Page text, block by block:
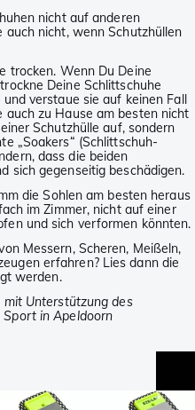
nicht auf anderen
auch nicht, wenn Schutzhüllen
trocken. Wenn Du Deine
Deine Schlittschuhe
verstaue sie auf keinen Fall
auch zu Hause am besten nicht
Schutzhülle auf, sondern
„Soakers“ (Schlittschuh-
dass die beiden
sich gegenseitig beschädigen.
die Sohlen am besten heraus
im Zimmer, nicht auf einer
und sich verformen könnten.
Messern, Scheren, Meißeln,
erfahren? Lies dann die
werden.
Unterstützung des
in Apeldoorn